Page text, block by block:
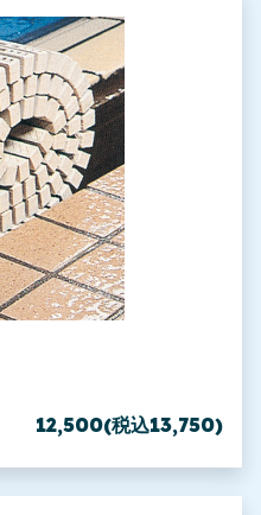
12,500(税込13,750)